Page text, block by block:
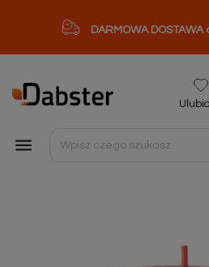
DARMOWA DOSTAWA
